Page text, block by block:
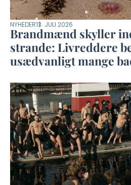
NYHEDER13. JULI 2026
Brandmænd skyller
strande: Livreddere
usædvanligt mange